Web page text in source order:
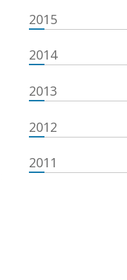
2015
2014
2013
2012
2011